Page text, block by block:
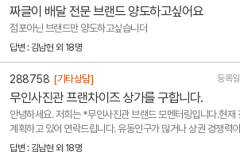
짜글이 배달 전문 브랜드 양도하고싶어요
점포아닌 브랜드만 양도하고싶습니더
답변 : 김남현 외 18명
288758 [기타상담] 등록
무인사진관 프랜차이즈 상가를 구합니다.
안녕하세요. 저희는 *무인사진관 브랜드 모멘터링입니다.현재
계획하고 있어 연락드립니다. 유동인구가 많거나 상권 경쟁력
편하게 제안 부탁드립니다.매물 확인 후 조건이 적합할 경우 빠
답변 : 김남현 외 18명